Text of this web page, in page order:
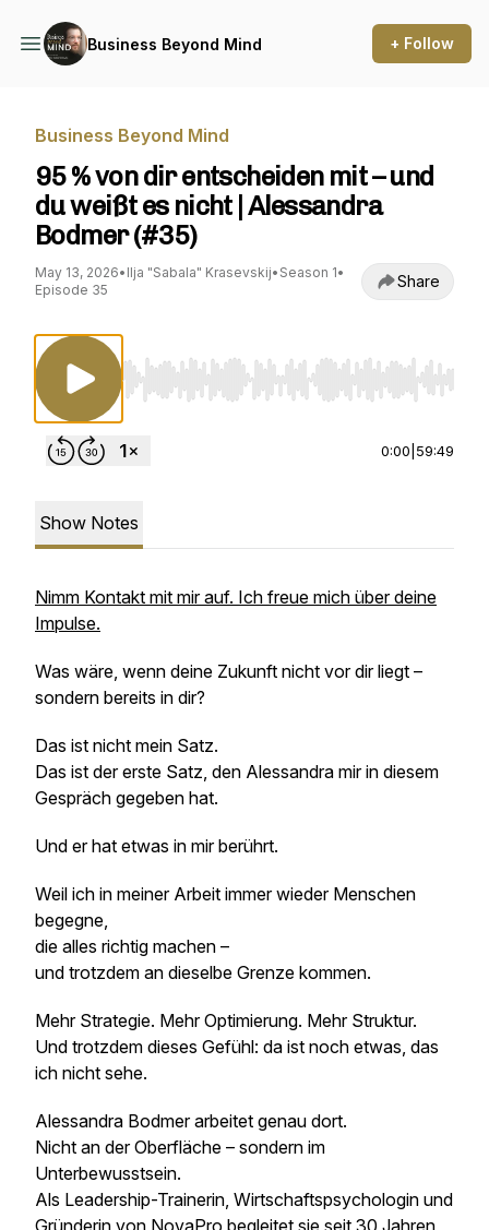
Business Beyond Mind + Follow
Business Beyond Mind
95 % von dir entscheiden mit – und
du weißt es nicht | Alessandra
Bodmer (#35)
May 13, 2026• Ilja "Sabala" Krasevskij• Season 1•
Episode 35
Share
Use Left/Right to seek, Home/End to jump
0:00 59:49
Show Notes
Nimm Kontakt mit mir auf. Ich freue mich über deine
Impulse.
Was wäre, wenn deine Zukunft nicht vor dir liegt –
sondern bereits in dir?
Das ist nicht mein Satz.
Das ist der erste Satz, den Alessandra mir in diesem
Gespräch gegeben hat.
Und er hat etwas in mir berührt.
Weil ich in meiner Arbeit immer wieder Menschen
begegne,
die alles richtig machen –
und trotzdem an dieselbe Grenze kommen.
Mehr Strategie. Mehr Optimierung. Mehr Struktur.
Und trotzdem dieses Gefühl: da ist noch etwas, das
ich nicht sehe.
Alessandra Bodmer arbeitet genau dort.
Nicht an der Oberfläche – sondern im
Unterbewusstsein.
Als Leadership-Trainerin, Wirtschaftspsychologin und
Gründerin von NovaPro begleitet sie seit 30 Jahren